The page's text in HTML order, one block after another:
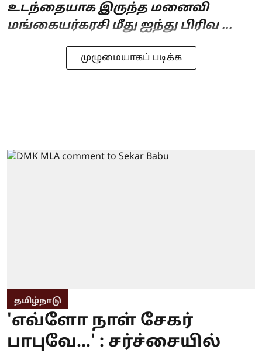
உடந்தையாக இருந்த மனைவி
மங்கையர்கரசி மீது ஐந்து பிரிவ ...
முழுமையாகப் படிக்க
தமிழ்நாடு
'எவ்ளோ நாள் சேகர்
பாபுவே...' : சர்ச்சையில்